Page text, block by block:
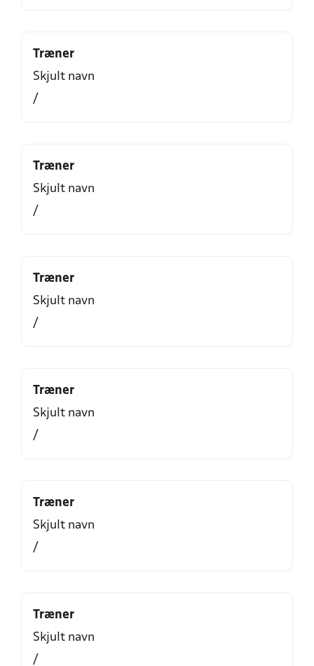
Træner
Skjult navn
/
Træner
Skjult navn
/
Træner
Skjult navn
/
Træner
Skjult navn
/
Træner
Skjult navn
/
Træner
Skjult navn
/